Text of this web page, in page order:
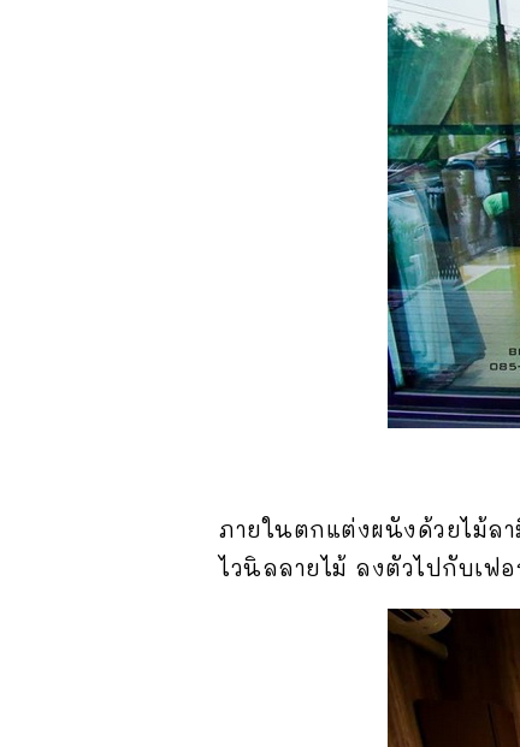
ภายในตกแต่งผนังด้วยไม้ล
ไวนิลลายไม้ ลงตัวไปกับเ